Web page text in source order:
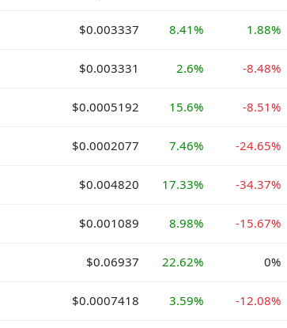
$0.003337 8.41% 1.88%
$0.003331 2.6% -8.48%
$0.0005192 15.6% -8.51%
$0.0002077 7.46% -24.65%
$0.004820 17.33% -34.37%
$0.001089 8.98% -15.67%
$0.06937 22.62% 0%
$0.0007418 3.59% -12.08%